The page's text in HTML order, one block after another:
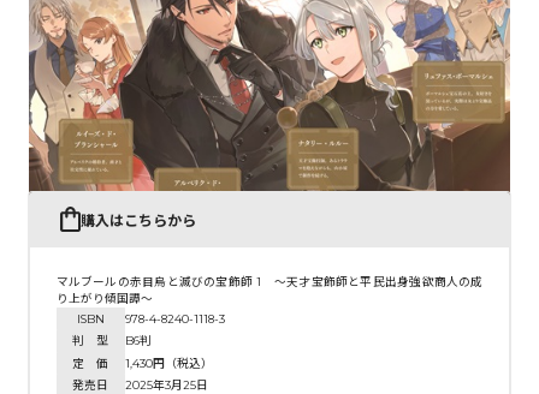
購入はこちらから
マルブールの赤目烏と滅びの宝飾師 1 ～天才宝飾師と平民出身強欲商人の成
り上がり傾国譚～
ISBN
978-4-8240-1118-3
判 型
B6判
定 価
1,430円（税込）
発売日
2025年3月25日